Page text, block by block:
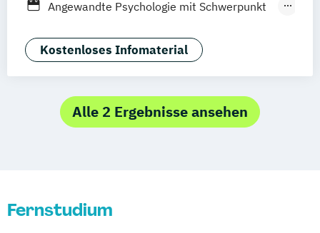
Kindheitspädagogik
Logopädie Medizintechnik
Pflege
Public Health Pädagogik
Pädagogik
Bildungsberatung und Leitung
Mannheim
Wertheim Wien
Frankfurt am Main Hamm
Angewandte Psychologie mit Schwerpunkt
Angewandte Psychologie mit Schwerpunkt
Klinische Psychologie und Beratung
Sportpsychologie
Betriebliches Gesundheitsmanagement
Kostenloses Infomaterial
Alle 2 Ergebnisse ansehen
Fernstudium